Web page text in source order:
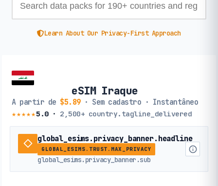
Learn About Our Privacy-First Approach
eSIM Iraque
A partir de $5.89· Sem cadastro · Instantâneo
★★★★★5.0· 2,500+ country.tagline_delivered
global_esims.privacy_banner.headline
GLOBAL_ESIMS.TRUST.MAX_PRIVACY
global_esims.privacy_banner.sub